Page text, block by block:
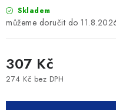
Skladem
307 Kč
274 Kč bez DPH